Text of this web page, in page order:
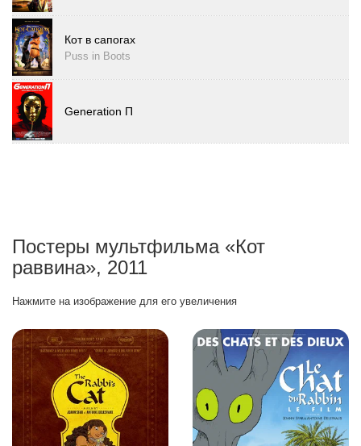
Кот в сапогах
Puss in Boots
Generation П
Постеры мультфильма «Кот
раввина», 2011
Нажмите на изображение для его увеличения